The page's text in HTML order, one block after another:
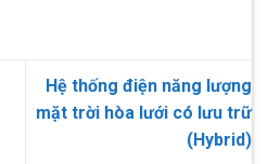
Hệ thống điện năng lượng
mặt trời hòa lưới có lưu trữ
(Hybrid)